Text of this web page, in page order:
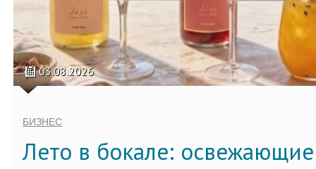
03.08.2026
БИЗНЕС
Лето в бокале: